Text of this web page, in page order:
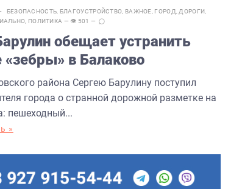
БЕЗОПАСНОСТЬ БЛАГОУСТРОЙСТВО ВАЖНОЕ ГОРОД ДОРОГИ
ПОЛИТИКА — 👁 501 —
обещает устранить
«зебры» в Балаково
района Сергею Барулину поступил
города о странной дорожной разметке на
пешеходный...
»